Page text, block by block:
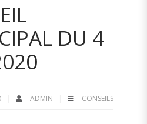
DU 4
ADMIN
CONSEILS